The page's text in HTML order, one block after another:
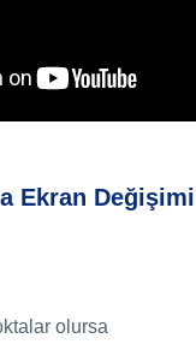
Ekran
olursa